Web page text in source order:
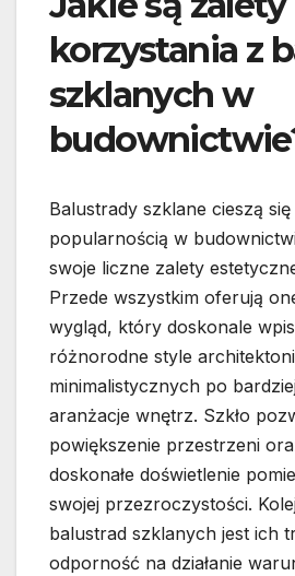
korzystania z
szklanych w
Balustrady szklane cieszą
popularnością w
swoje liczne zalety
Przede wszystkim oferują
wygląd, który doskonale
różnorodne style
minimalistycznych po
aranżacje wnętrz. Szkło
powiększenie przestrzeni
doskonałe doświetlenie
swojej przezroczystości.
balustrad szklanych jest ich
odporność na działanie